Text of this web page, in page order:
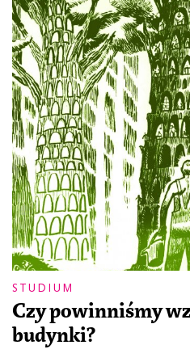
STUDIUM
Czy powinniśmy
budynki?